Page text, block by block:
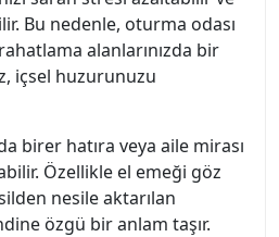
Bu nedenle, oturma odası
alanlarınızda bir
içsel huzurunuzu
birer hatıra veya aile mirası
Özellikle el emeği göz
nesile aktarılan
özgü bir anlam taşır.